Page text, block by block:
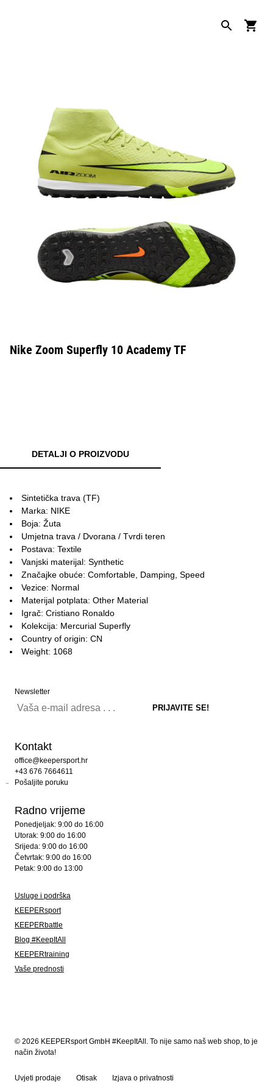
Nike Zoom Superfly 10 Academy TF
DETALJI O PROIZVODU
Sintetička trava (TF)
Marka: NIKE
Boja: Žuta
Umjetna trava / Dvorana / Tvrdi teren
Postava: Textile
Vanjski materijal: Synthetic
Značajke obuće: Comfortable, Damping, Speed
Vezice: Normal
Materijal potplata: Other Material
Igrač: Cristiano Ronaldo
Kolekcija: Mercurial Superfly
Country of origin: CN
Weight: 1068
Newsletter
Kontakt
office@keepersport.hr
+43 676 7664611
Pošaljite poruku
Radno vrijeme
Ponedjeljak: 9:00 do 16:00
Utorak: 9:00 do 16:00
Srijeda: 9:00 do 16:00
Četvrtak: 9:00 do 16:00
Petak: 9:00 do 13:00
Usluge i podrška
KEEPERsport
KEEPERbattle
Blog #KeepItAll
KEEPERtraining
Vaše prednosti
© 2026 KEEPERsport GmbH #KeepItAll. To nije samo naš web shop, to je
način života!
Uvjeti prodaje Otisak Izjava o privatnosti